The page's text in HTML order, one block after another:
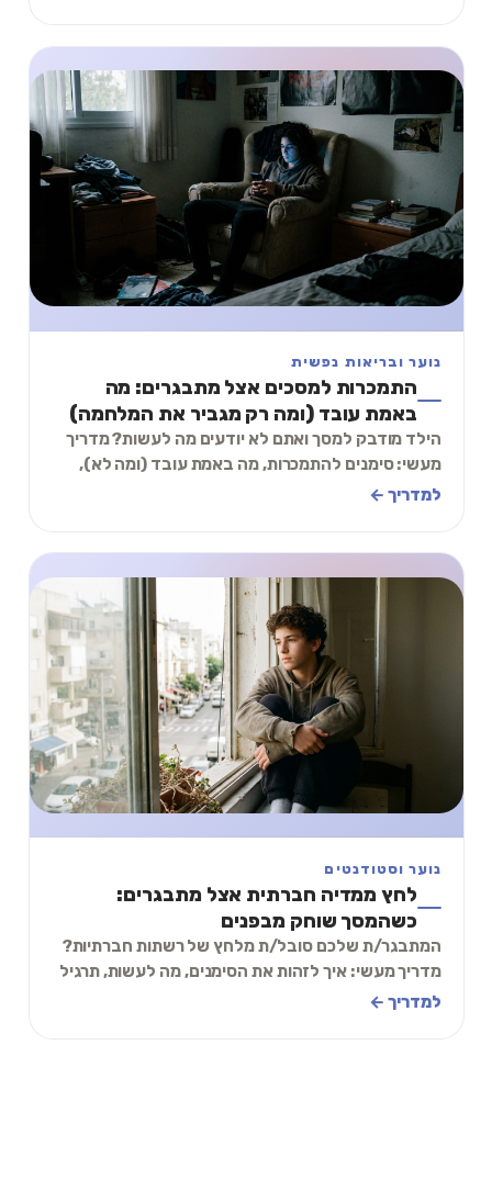
נוער ובריאות נפשית
התמכרות למסכים אצל מתבגרים: מה
באמת עובד (ומה רק מגביר את המלחמה)
הילד מודבק למסך ואתם לא יודעים מה לעשות? מדריך
מעשי: סימנים להתמכרות, מה באמת עובד (ומה לא),
תכל׳ס תרגיל של 2 דקות, וגבולות שאפשר ליישם.
למדריך ←
נוער וסטודנטים
לחץ ממדיה חברתית אצל מתבגרים:
כשהמסך שוחק מבפנים
המתבגר/ת שלכם סובל/ת מלחץ של רשתות חברתיות?
מדריך מעשי: איך לזהות את הסימנים, מה לעשות, תרגיל
של 2 דקות, ואיך לדבר על זה.
למדריך ←